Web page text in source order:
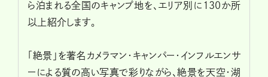
ら泊まれる全国のキャンプ地を、エリア別に130か所
以上紹介します。
「絶景」を著名カメラマン・キャンパー・インフルエンサ
ーによる質の高い写真で彩りながら、絶景を天空・湖